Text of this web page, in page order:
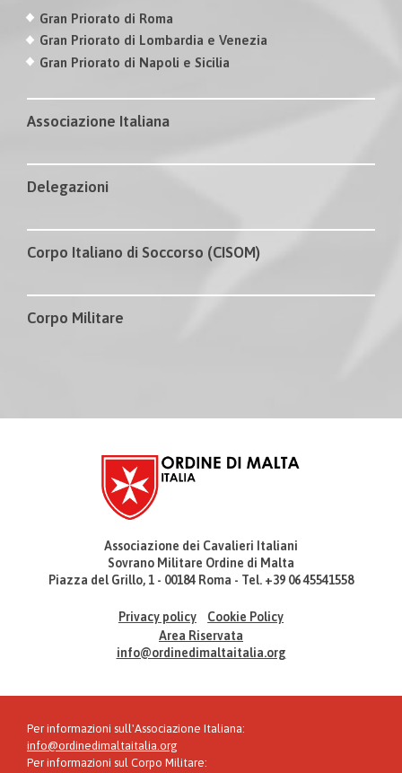
Gran Priorato di Roma
Gran Priorato di Lombardia e Venezia
Gran Priorato di Napoli e Sicilia
Associazione Italiana
Delegazioni
Corpo Italiano di Soccorso (CISOM)
Corpo Militare
Associazione dei Cavalieri Italiani
Sovrano Militare Ordine di Malta
Piazza del Grillo, 1 - 00184 Roma - Tel. +39 06 45541558
Privacy policy
Cookie Policy
Area Riservata
info@ordinedimaltaitalia.org
Per informazioni sull'Associazione Italiana:
info@ordinedimaltaitalia.org
Per informazioni sul Corpo Militare: